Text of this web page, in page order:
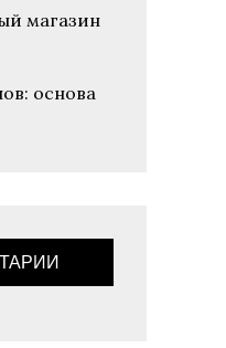
магазин
основа